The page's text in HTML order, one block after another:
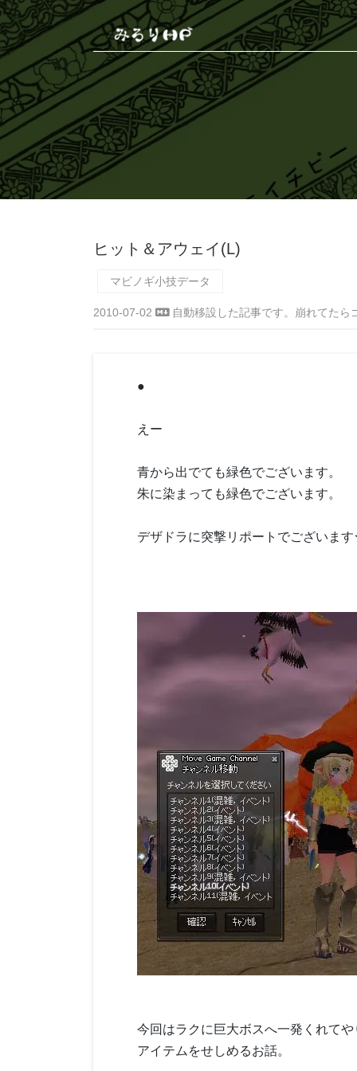
ヒット＆アウェイ(L)
マビノギ小技データ
2010-07-02 自動移設した記事です。崩れてたら
●
えー
青から出でても緑色でございます。
朱に染まっても緑色でございます。
デザドラに突撃リポートでございま
今回はラクに巨大ボスへ一発くれてや
アイテムをせしめるお話。